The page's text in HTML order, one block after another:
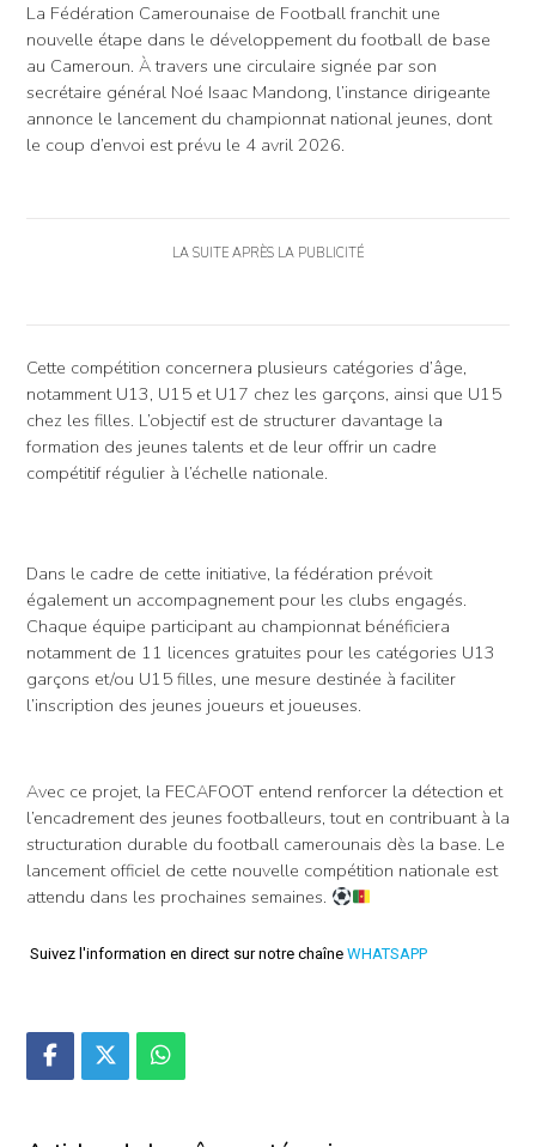
La Fédération Camerounaise de Football franchit une
nouvelle étape dans le développement du football de base
au Cameroun. À travers une circulaire signée par son
secrétaire général Noé Isaac Mandong, l’instance dirigeante
annonce le lancement du championnat national jeunes, dont
le coup d’envoi est prévu le 4 avril 2026.
LA SUITE APRÈS LA PUBLICITÉ
Cette compétition concernera plusieurs catégories d’âge,
notamment U13, U15 et U17 chez les garçons, ainsi que U15
chez les filles. L’objectif est de structurer davantage la
formation des jeunes talents et de leur offrir un cadre
compétitif régulier à l’échelle nationale.
Dans le cadre de cette initiative, la fédération prévoit
également un accompagnement pour les clubs engagés.
Chaque équipe participant au championnat bénéficiera
notamment de 11 licences gratuites pour les catégories U13
garçons et/ou U15 filles, une mesure destinée à faciliter
l’inscription des jeunes joueurs et joueuses.
Avec ce projet, la FECAFOOT entend renforcer la détection et
l’encadrement des jeunes footballeurs, tout en contribuant à la
structuration durable du football camerounais dès la base. Le
lancement officiel de cette nouvelle compétition nationale est
attendu dans les prochaines semaines.
Suivez l'information en direct sur notre chaîne WHATSAPP